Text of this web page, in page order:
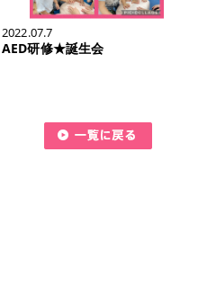
2022.07.7
AED研修★誕生会